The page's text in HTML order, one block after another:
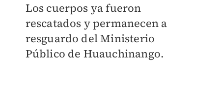
Los cuerpos ya fueron
rescatados y permanecen a
resguardo del Ministerio
Público de Huauchinango.